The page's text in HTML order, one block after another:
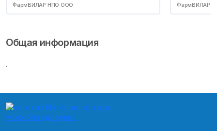
ФармВИЛАР НПО ООО ФармВИЛАР
Общая информация
.